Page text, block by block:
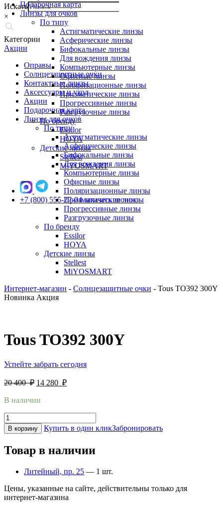
Искать
×
Категории
Акции
Оправы
Солнцезащитные очки
Контактные линзы
Аксессуары и уход
Акции
Подарочная карта
Линзы для очков
По типу
Астигматические линзы
Асферические линзы
Бифокальные линзы
Для вождения линзы
Компьютерные линзы
Офисные линзы
Поляризационные линзы
Призматические линзы
Прогрессивные линзы
Разгрузочные линзы
По бренду
Essilor
HOYA
Детские линзы
Stellest
MiYOSMART
Подарочная карта
Линзы для очков
По типу
Астигматические линзы
Асферические линзы
Бифокальные линзы
Для вождения линзы
Компьютерные линзы
Офисные линзы
Поляризационные линзы
Призматические линзы
Прогрессивные линзы
Разгрузочные линзы
По бренду
Essilor
HOYA
Детские линзы
Stellest
MiYOSMART
+7 (800) 555-27-04 заказать звонок
Интернет-магазин - Солнцезащитные очки - Tous TO392 300Y
Новинка Акция
Tous TO392 300Y
Успейте забрать сегодня
20 400₽ 14 280 ₽
В наличии
В корзину Купить в один кликЗабронировать
Товар в наличии
Литейный, пр. 25 — 1 шт.
Цены, указанные на сайте, действительны только для
интернет-магазина